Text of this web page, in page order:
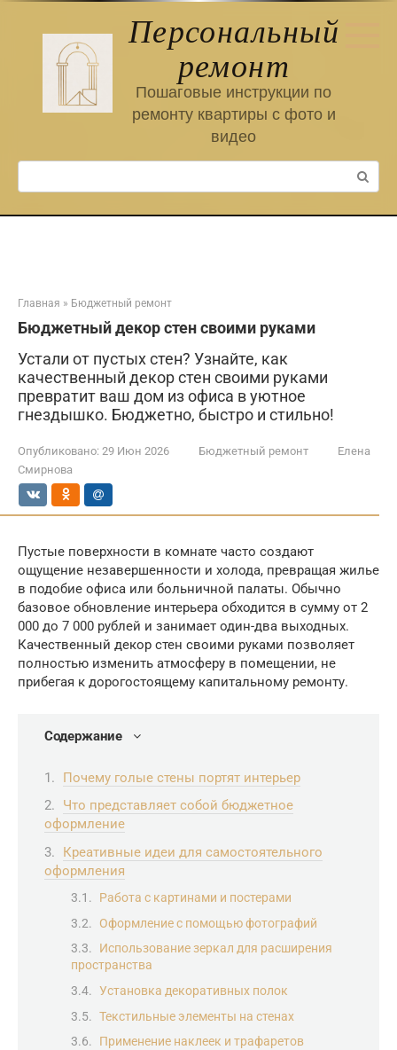
Персональный
ремонт
Пошаговые инструкции по
ремонту квартиры с фото и
видео
Поиск:
Главная » Бюджетный ремонт
Бюджетный декор стен своими руками
Устали от пустых стен? Узнайте, как
качественный декор стен своими руками
превратит ваш дом из офиса в уютное
гнездышко. Бюджетно, быстро и стильно!
Опубликовано: 29 Июн 2026 Бюджетный ремонт
Елена
Смирнова
Пустые поверхности в комнате часто создают
ощущение незавершенности и холода, превращая жилье
в подобие офиса или больничной палаты. Обычно
базовое обновление интерьера обходится в сумму от 2
000 до 7 000 рублей и занимает один-два выходных.
Качественный декор стен своими руками позволяет
полностью изменить атмосферу в помещении, не
прибегая к дорогостоящему капитальному ремонту.
Содержание
Почему голые стены портят интерьер
Что представляет собой бюджетное
оформление
Креативные идеи для самостоятельного
оформления
Работа с картинами и постерами
Оформление с помощью фотографий
Использование зеркал для расширения
пространства
Установка декоративных полок
Текстильные элементы на стенах
Применение наклеек и трафаретов